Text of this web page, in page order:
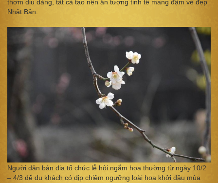
thơm dịu dàng, tất cả tạo nên ấn tượng tinh tế mang đậm vẻ đẹp
Nhật Bản.
Người dân bản địa tổ chức lễ hội ngắm hoa thường từ ngày 10/2
– 4/3 để du khách có dịp chiêm ngưỡng loài hoa khởi đầu mùa